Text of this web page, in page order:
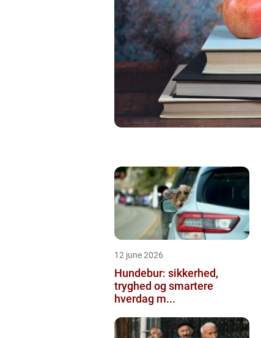
12 june 2026
Hundebur: sikkerhed,
tryghed og smartere
hverdag m...